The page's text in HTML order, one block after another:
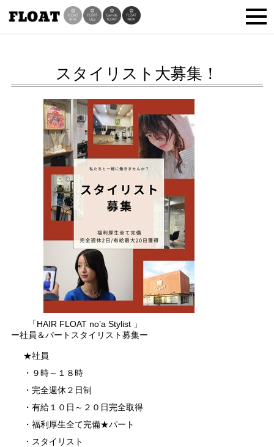
スタイリスト大募集！
「HAIR FLOAT no’a Stylist 」
ー社員＆パートスタイリスト募集ー
★社員
・９時～１８時
・完全週休２日制
・有給１０日～２０日完全取得
・福利厚生全て完備★パート
・スタイリスト